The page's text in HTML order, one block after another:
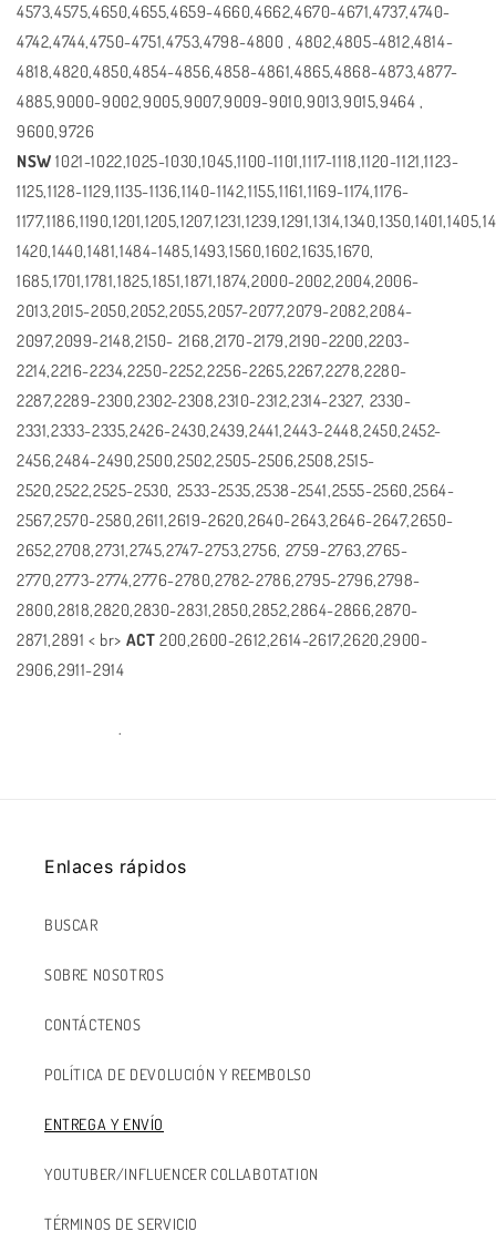
4573,4575,4650,4655,4659-4660,4662,4670-4671,4737,4740-
4742,4744,4750-4751,4753,4798-4800 , 4802,4805-4812,4814-
4818,4820,4850,4854-4856,4858-4861,4865,4868-4873,4877-
4885,9000-9002,9005,9007,9009-9010,9013,9015,9464 ,
9600,9726
NSW1021-1022,1025-1030,1045,1100-1101,1117-1118,1120-1121,1123-
1125,1128-1129,1135-1136,1140-1142,1155,1161,1169-1174,1176-
1420,1440,1481,1484-1485,1493,1560,1602,1635,1670,
1685,1701,1781,1825,1851,1871,1874,2000-2002,2004,2006-
2013,2015-2050,2052,2055,2057-2077,2079-2082,2084-
2097,2099-2148,2150- 2168,2170-2179,2190-2200,2203-
2214,2216-2234,2250-2252,2256-2265,2267,2278,2280-
2287,2289-2300,2302-2308,2310-2312,2314-2327, 2330-
2331,2333-2335,2426-2430,2439,2441,2443-2448,2450,2452-
2456,2484-2490,2500,2502,2505-2506,2508,2515-
2520,2522,2525-2530, 2533-2535,2538-2541,2555-2560,2564-
2567,2570-2580,2611,2619-2620,2640-2643,2646-2647,2650-
2652,2708,2731,2745,2747-2753,2756, 2759-2763,2765-
2770,2773-2774,2776-2780,2782-2786,2795-2796,2798-
2800,2818,2820,2830-2831,2850,2852,2864-2866,2870-
2871,2891 < br> ACT200,2600-2612,2614-2617,2620,2900-
2906,2911-2914
.
Enlaces rápidos
BUSCAR
SOBRE NOSOTROS
CONTÁCTENOS
POLÍTICA DE DEVOLUCIÓN Y REEMBOLSO
ENTREGA Y ENVÍO
YOUTUBER/INFLUENCER COLLABOTATION
TÉRMINOS DE SERVICIO